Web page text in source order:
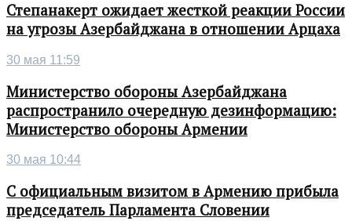
Степанакерт ожидает жесткой реакции России
на угрозы Азербайджана в отношении Арцаха
30 мая 11:59
Министерство обороны Азербайджана
распространило очередную дезинформацию:
Министерство обороны Армении
30 мая 10:44
С официальным визитом в Армению прибыла
председатель Парламента Словении